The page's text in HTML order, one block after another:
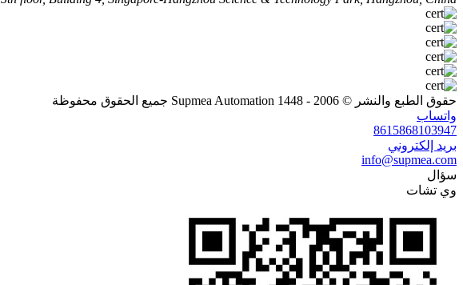
حقوق الطبع والنشر © 2006 - 1448 Supmea Automation جميع الحقوق محفوظة
واتساب
8615868103947
بريد إلكتروني
info@supmea.com
سؤال
وي تشات